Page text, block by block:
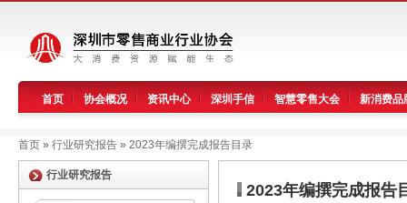
首页 协会概况 资讯中心 深圳手信 智慧零售大会 新消费品
首页 » 行业研究报告 » 2023年编撰完成报告目录
行业研究报告
2023年编撰完成报告